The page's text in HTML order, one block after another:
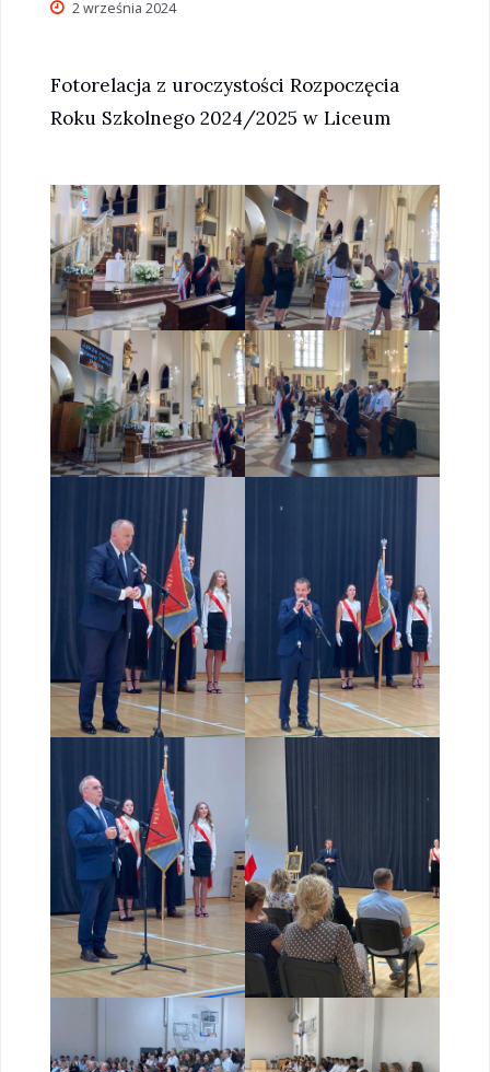
2 września 2024
Fotorelacja z uroczystości Rozpoczęcia
Roku Szkolnego 2024/2025 w Liceum